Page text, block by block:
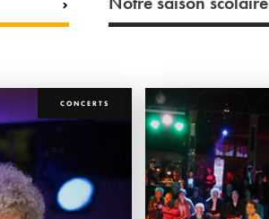
CONCERTS